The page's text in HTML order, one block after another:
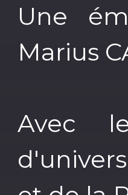
Une
Marius
Avec